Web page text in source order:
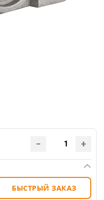
БЫСТРЫЙ ЗАКАЗ